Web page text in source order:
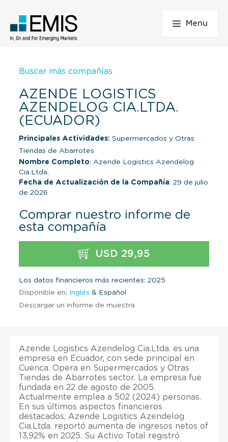
Menu
Buscar más compañías
AZENDE LOGISTICS
AZENDELOG CIA.LTDA.
(ECUADOR)
Principales Actividades: Supermercados y Otras
Tiendas de Abarrotes
Nombre Completo: Azende Logistics Azendelog
Cia.Ltda.
Fecha de Actualización de la Compañía: 29 de julio
de 2026
Comprar nuestro informe de
esta compañía
USD 29,95
Los datos financieros más recientes: 2025
Disponible en: Inglés & Español
Descargar un informe de muestra
Azende Logistics Azendelog Cia.Ltda. es una
empresa en Ecuador, con sede principal en
Cuenca. Opera en Supermercados y Otras
Tiendas de Abarrotes sector. La empresa fue
fundada en 22 de agosto de 2005.
Actualmente emplea a 502 (2024) personas.
En sus últimos aspectos financieros
destacados, Azende Logistics Azendelog
Cia.Ltda. reportó aumenta de ingresos netos of
13,92% en 2025. Su Activo Total registró